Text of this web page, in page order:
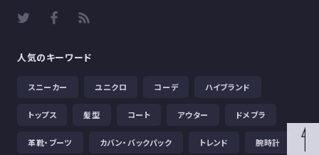
人気のキーワード
スニーカー ユニクロ コーデ ハイブランド
トップス 髪型 コート アウター ドメブラ
革靴・ブーツ カバン・バックパック トレンド 腕時計